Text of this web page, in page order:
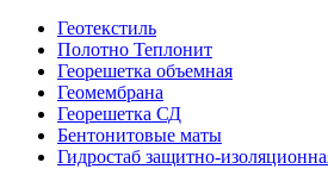
Геотекстиль
Полотно Теплонит
Георешетка объемная
Геомембрана
Георешетка СД
Бентонитовые маты
Гидростаб защитно-